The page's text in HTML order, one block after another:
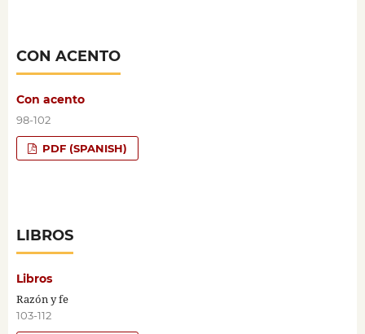
CON ACENTO
Con acento
98-102
PDF (SPANISH)
LIBROS
Libros
Razón y fe
103-112